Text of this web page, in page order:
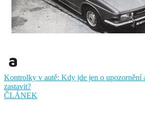
Kontrolky v autě: Kdy jde jen o upozornění
zastavit?
ČLÁNEK